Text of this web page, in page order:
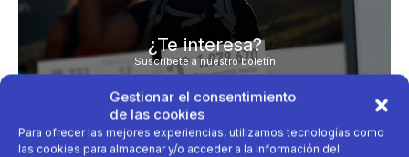
Gestionar el consentimiento
de las cookies
Para ofrecer las mejores experiencias, utilizamos tecnologías como
las cookies para almacenar y/o acceder a la información del
¿Te interesa?
Suscríbete a nuestro boletín